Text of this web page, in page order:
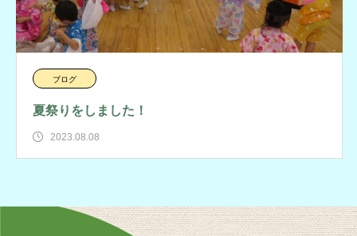
ブログ
夏祭りをしました！
2023.08.08